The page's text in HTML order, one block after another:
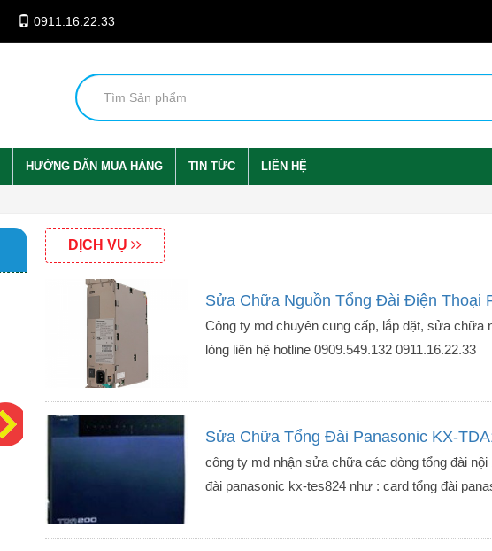
0911.16.22.33
HƯỚNG DẪN MUA HÀNG TIN TỨC LIÊN HỆ
Điện Thoại IP Dinstar C60UP
680,000₫
Tổng Đài IP Dinstar UC200
Pro V3
DỊCH VỤ
Sửa Chữa Nguồn Tổng Đài Điện Thoại
Công ty md chuyên cung cấp, lắp đặt, sửa chữa
lòng liên hệ hotline 0909.549.132 0911.16.22.33
Sửa Chữa Tổng Đài Panasonic KX-
công ty md nhận sửa chữa các dòng tổng đài
đài panasonic kx-tes824 như : card tổng đài